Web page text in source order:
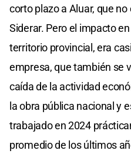
corto plazo a Aluar, que no
Siderar. Pero el impacto
territorio provincial, era
empresa, que también se
caída de la actividad
la obra pública nacional y
trabajado en 2024
promedio de los últimos